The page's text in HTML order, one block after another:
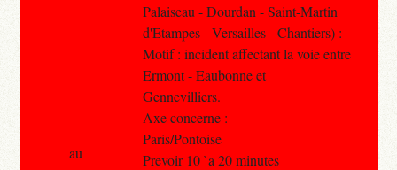
Palaiseau - Dourdan - Saint-Martin
d'Etampes - Versailles - Chantiers) :
Motif : incident affectant la voie entre
Ermont - Eaubonne et
Gennevilliers.
Axe concerne :
Paris/Pontoise
Prevoir 10 `a 20 minutes
au